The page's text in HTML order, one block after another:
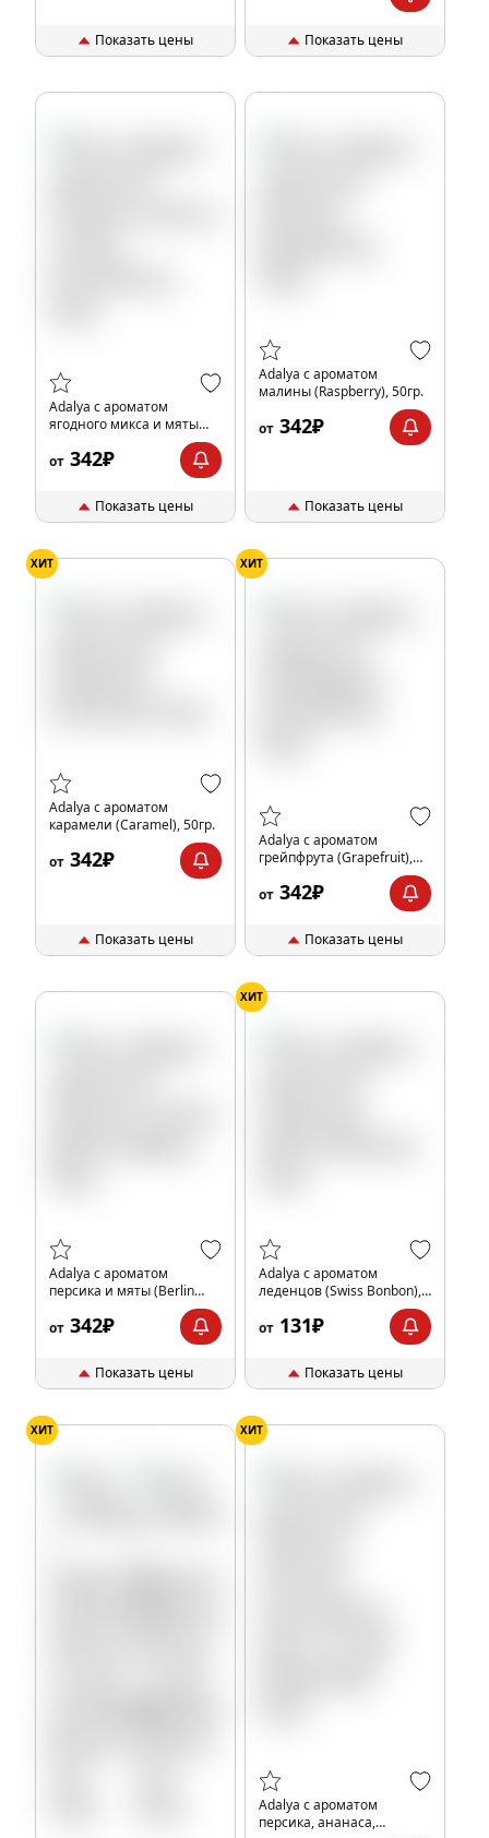
Показать цены Показать цены
Adalya с ароматом
ягодного микса и мяты
от 342₽
Показать цены
Adalya с ароматом
малины (Raspberry), 50гр.
от 342₽
Показать цены
ХИТ
Adalya с ароматом
карамели (Caramel), 50гр.
от 342₽
Показать цены
ХИТ
Adalya с ароматом
грейпфрута (Grapefruit),
от 342₽
Показать цены
Adalya с ароматом
персика и мяты (Berlin
от 342₽
Показать цены
ХИТ
Adalya с ароматом
леденцов (Swiss Bonbon),
от 131₽
Показать цены
ХИТ ХИТ
Adalya с ароматом
персика, ананаса,